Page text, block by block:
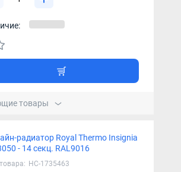
товары
радиатор Royal Thermo Insignia
- 14 секц. RAL9016
НС-1735463